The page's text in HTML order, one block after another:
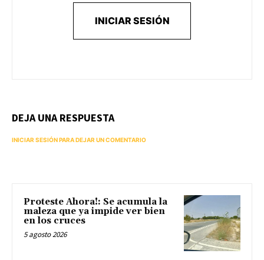
INICIAR SESIÓN
DEJA UNA RESPUESTA
INICIAR SESIÓN PARA DEJAR UN COMENTARIO
Proteste Ahora!: Se acumula la
maleza que ya impide ver bien
en los cruces
5 agosto 2026